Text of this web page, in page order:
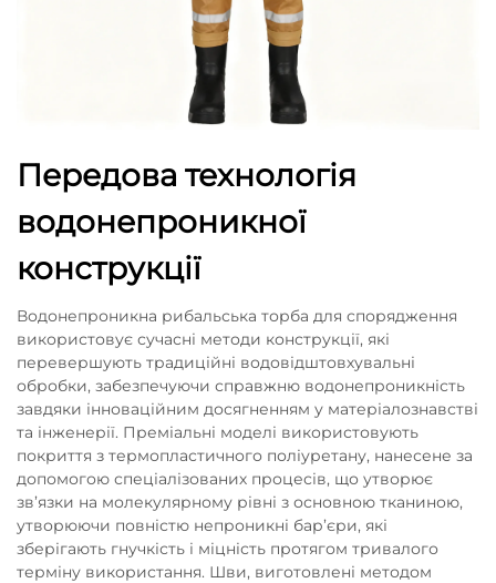
Передова технологія
водонепроникної
конструкції
Водонепроникна рибальська торба для спорядження
використовує сучасні методи конструкції, які
перевершують традиційні водовідштовхувальні
обробки, забезпечуючи справжню водонепроникність
завдяки інноваційним досягненням у матеріалознавстві
та інженерії. Преміальні моделі використовують
покриття з термопластичного поліуретану, нанесене за
допомогою спеціалізованих процесів, що утворює
зв’язки на молекулярному рівні з основною тканиною,
утворюючи повністю непроникні бар’єри, які
зберігають гнучкість і міцність протягом тривалого
терміну використання. Шви, виготовлені методом